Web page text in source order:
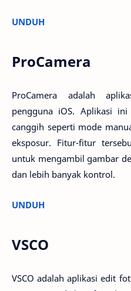
UNDUH
ProCamera
ProCamera adalah
pengguna iOS. Aplikasi
canggih seperti mode
eksposur. Fitur-fitur
untuk mengambil gambar
dan lebih banyak kontrol.
UNDUH
VSCO
VSCO adalah aplikasi edit